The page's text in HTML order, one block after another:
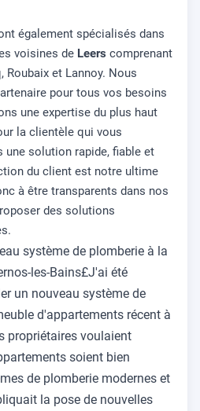
également spécialisés dans
voisines de Leers comprenant
Roubaix et Lannoy. Nous
pour tous vos besoins
une expertise du plus haut
la clientèle qui vous
solution rapide, fiable et
du client est notre ultime
à être transparents dans nos
des solutions
système de plomberie à la
les-Bains£J'ai été
un nouveau système de
d'appartements récent à
propriétaires voulaient
soient bien
de plomberie modernes et
la pose de nouvelles